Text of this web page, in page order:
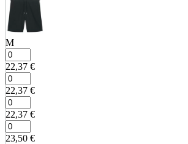
M
22,37 €
22,37 €
22,37 €
23,50 €